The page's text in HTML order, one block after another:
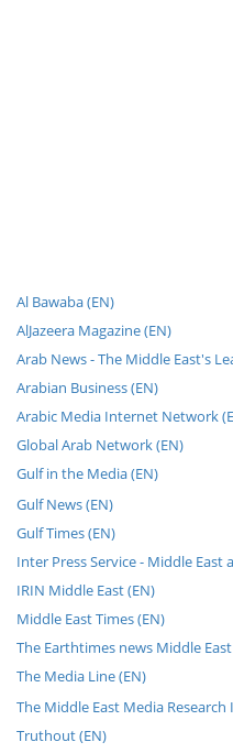
Al Bawaba (EN)
AlJazeera Magazine (EN)
Arab News - The Middle East's
Arabian Business (EN)
Arabic Media Internet Network
Global Arab Network (EN)
Gulf in the Media (EN)
Gulf News (EN)
Gulf Times (EN)
Inter Press Service - Middle
IRIN Middle East (EN)
Middle East Times (EN)
The Earthtimes news Middle
The Media Line (EN)
The Middle East Media
Truthout (EN)